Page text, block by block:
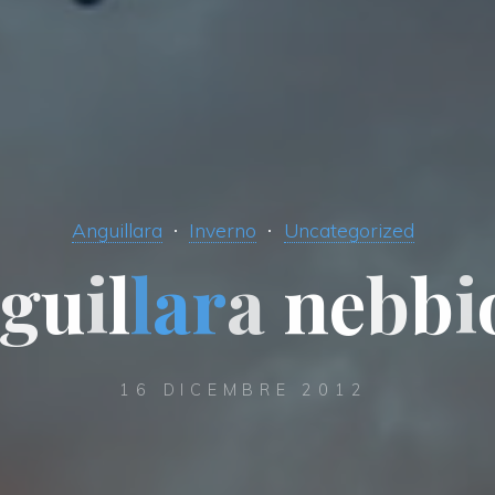
Anguillara Inverno Uncategorized
guillara nebbi
16 DICEMBRE 2012